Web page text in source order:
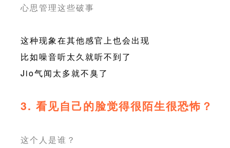
心思管理这些破事
这种现象在其他感官上也会出现
比如噪音听太久就听不到了
Jio气闻太多就不臭了
3. 看见自己的脸觉得很陌生很恐怖？
这个人是谁？